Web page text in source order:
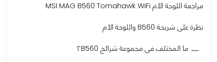
مراجعة اللوحة الأم MSI MAG B560 Tomahawk WiFi
نظرة على شريحة B560 واللوحة الأم
ما المختلف في مجموعة شرائح B560؟